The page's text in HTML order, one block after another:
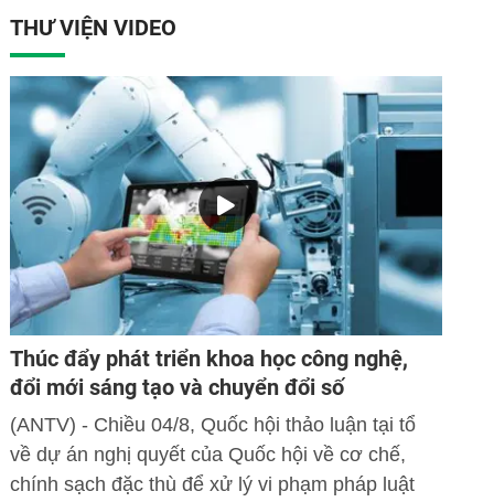
THƯ VIỆN VIDEO
Thúc đẩy phát triển khoa học công nghệ,
đổi mới sáng tạo và chuyển đổi số
(ANTV) - Chiều 04/8, Quốc hội thảo luận tại tổ
về dự án nghị quyết của Quốc hội về cơ chế,
chính sạch đặc thù để xử lý vi phạm pháp luật